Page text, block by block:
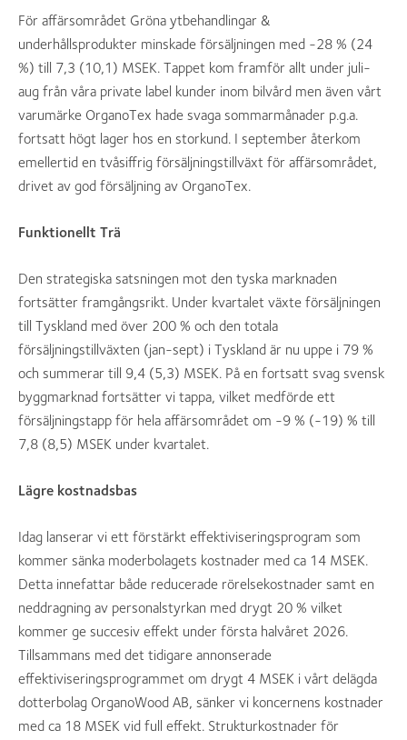
För affärsområdet Gröna ytbehandlingar &
underhållsprodukter minskade försäljningen med -28 % (24
%) till 7,3 (10,1) MSEK. Tappet kom framför allt under juli-
aug från våra private label kunder inom bilvård men även vårt
varumärke OrganoTex hade svaga sommarmånader p.g.a.
fortsatt högt lager hos en storkund. I september återkom
emellertid en tvåsiffrig försäljningstillväxt för affärsområdet,
drivet av god försäljning av OrganoTex.
Funktionellt Trä
Den strategiska satsningen mot den tyska marknaden
fortsätter framgångsrikt. Under kvartalet växte försäljningen
till Tyskland med över 200 % och den totala
försäljningstillväxten (jan-sept) i Tyskland är nu uppe i 79 %
och summerar till 9,4 (5,3) MSEK. På en fortsatt svag svensk
byggmarknad fortsätter vi tappa, vilket medförde ett
försäljningstapp för hela affärsområdet om -9 % (-19) % till
7,8 (8,5) MSEK under kvartalet.
Lägre kostnadsbas
Idag lanserar vi ett förstärkt effektiviseringsprogram som
kommer sänka moderbolagets kostnader med ca 14 MSEK.
Detta innefattar både reducerade rörelsekostnader samt en
neddragning av personalstyrkan med drygt 20 % vilket
kommer ge succesiv effekt under första halvåret 2026.
Tillsammans med det tidigare annonserade
effektiviseringsprogrammet om drygt 4 MSEK i vårt delägda
dotterbolag OrganoWood AB, sänker vi koncernens kostnader
med ca 18 MSEK vid full effekt. Strukturkostnader för